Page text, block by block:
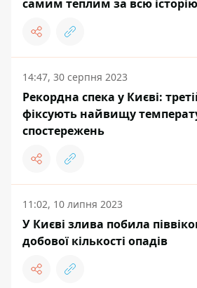
самим теплим за всю
14:47, 30 серпня 2023
Рекордна спека у Києві:
фіксують найвищу
спостережень
11:02, 10 липня 2023
У Києві злива побила
добової кількості опадів